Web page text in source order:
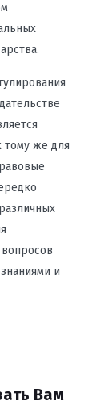
тому же для
и
Вам